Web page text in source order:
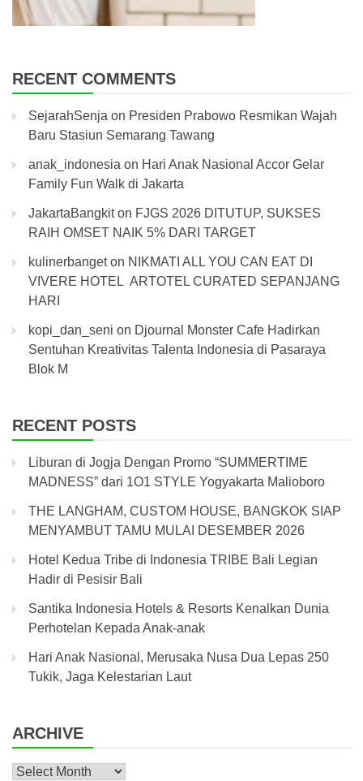
RECENT COMMENTS
SejarahSenja on Presiden Prabowo Resmikan Wajah
Baru Stasiun Semarang Tawang
anak_indonesia on Hari Anak Nasional Accor Gelar
Family Fun Walk di Jakarta
JakartaBangkiton FJGS 2026 DITUTUP, SUKSES
RAIH OMSET NAIK 5% DARI TARGET
kulinerbangeton NIKMATI ALL YOU CAN EAT DI
VIVERE HOTEL ARTOTEL CURATED SEPANJANG
HARI
kopi_dan_seni on Djournal Monster Cafe Hadirkan
Sentuhan Kreativitas Talenta Indonesia di Pasaraya
Blok M
RECENT POSTS
Liburan di Jogja Dengan Promo “SUMMERTIME
MADNESS” dari 1O1 STYLE Yogyakarta Malioboro
THE LANGHAM, CUSTOM HOUSE, BANGKOK SIAP
MENYAMBUT TAMU MULAI DESEMBER 2026
Hotel Kedua Tribe di Indonesia TRIBE Bali Legian
Hadir di Pesisir Bali
Santika Indonesia Hotels & Resorts Kenalkan Dunia
Perhotelan Kepada Anak-anak
Hari Anak Nasional, Merusaka Nusa Dua Lepas 250
Tukik, Jaga Kelestarian Laut
ARCHIVE
Archive